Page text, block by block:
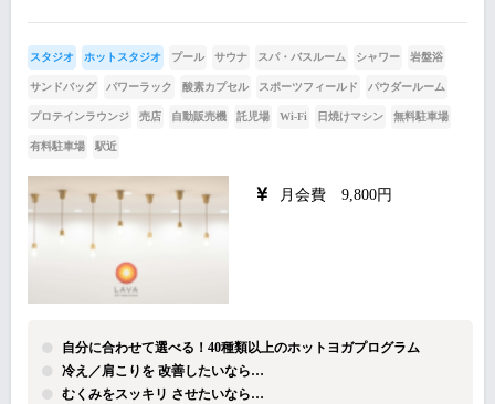
スタジオ ホットスタジオ プール サウナ スパ・バスルーム シャワー 岩盤浴
サンドバッグ パワーラック 酸素カプセル スポーツフィールド パウダールーム
プロテインラウンジ 売店 自動販売機 託児場 Wi-Fi 日焼けマシン 無料駐車場
有料駐車場 駅近
月会費 9,800円
自分に合わせて選べる！40種類以上のホットヨガプログラム
冷え／肩こりを 改善したいなら…
むくみをスッキリ させたいなら…